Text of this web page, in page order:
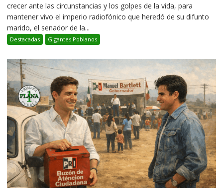
crecer ante las circunstancias y los golpes de la vida, para
mantener vivo el imperio radiofónico que heredó de su difunto
marido, el senador de la...
Destacadas Gigantes Poblanos